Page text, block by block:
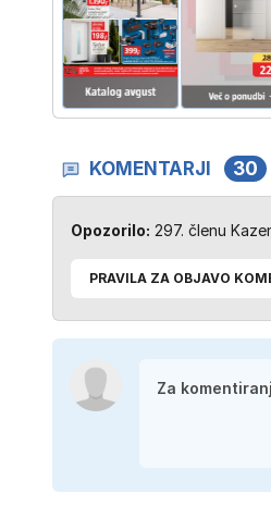
KOMENTARJI 30
Opozorilo: 297. členu
PRAVILA ZA OBJAVO